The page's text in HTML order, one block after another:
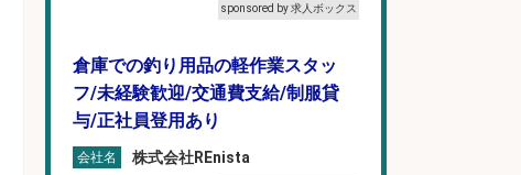
sponsored by 求人ボックス
倉庫での釣り用品の軽作業スタッ
フ/未経験歓迎/交通費支給/制服貸
与/正社員登用あり
会社名 株式会社REnista